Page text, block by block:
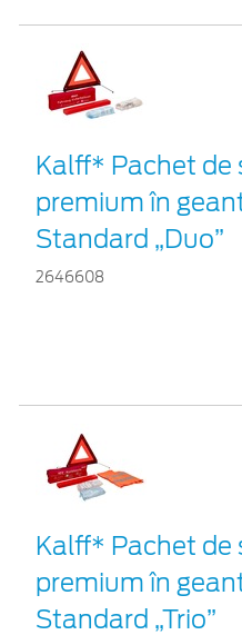
Kalff* Pachet de
premium în
Standard „Duo”
2646608
Kalff* Pachet de
premium în
Standard „Trio”